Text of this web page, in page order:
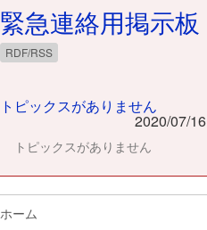
緊急連絡用掲示板
RDF/RSS
トピックスがありません
2020/07/16
トピックスがありません
ホーム